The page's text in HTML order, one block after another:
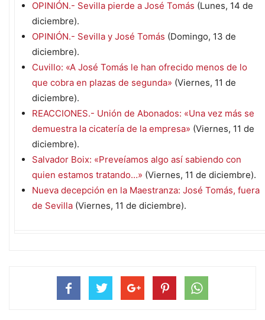
OPINIÓN.- Sevilla pierde a José Tomás (Lunes, 14 de
diciembre).
OPINIÓN.- Sevilla y José Tomás (Domingo, 13 de
diciembre).
Cuvillo: «A José Tomás le han ofrecido menos de lo
que cobra en plazas de segunda» (Viernes, 11 de
diciembre).
REACCIONES.- Unión de Abonados: «Una vez más se
demuestra la cicatería de la empresa» (Viernes, 11 de
diciembre).
Salvador Boix: «Preveíamos algo así sabiendo con
quien estamos tratando…» (Viernes, 11 de diciembre).
Nueva decepción en la Maestranza: José Tomás, fuera
de Sevilla (Viernes, 11 de diciembre).